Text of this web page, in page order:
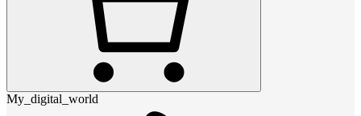
My_digital_world